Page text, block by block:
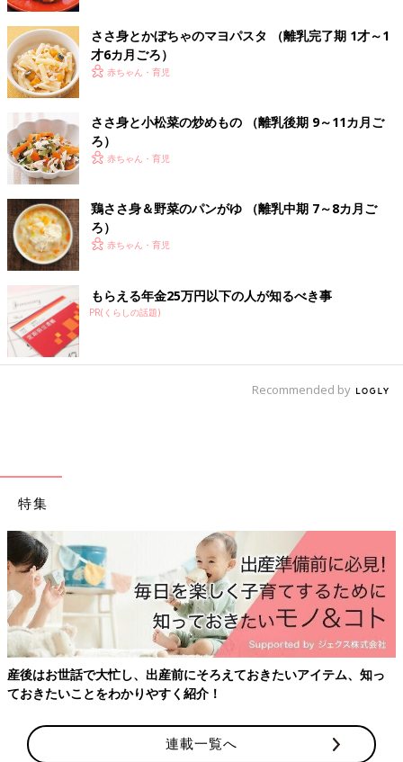
7,8ヶ月ごろから使える、魚、肉、豆腐などタ
ンパク質を含む食材を使った、体をつくるタン
パク質のレシピをご紹介。鶏肉の野菜あん
鶏グリーンピースコーンうどん 作り方・
レシピ 離乳食中期 7～8ヶ月ごろ【動
画】
離乳食7,8ヶ月ごろにおすすめ、「鶏グリーン
紹介。赤ちゃんが食べやすい“うどん”メニュー
ンは、調理もラクで、味もまろやかになる優秀
ひき肉とほうれん草の煮込みうどん 作
煮込みうどん
離乳食中期 7～8ヶ月・もぐもぐ期 の離乳食レシピをもっとみる
ささ身とかぼちゃのマヨパスタ （離乳完了期 1才～1
才6カ月ごろ）
赤ちゃん・育児
ささ身と小松菜の炒めもの （離乳後期 9～11カ月ご
ろ）
赤ちゃん・育児
鶏ささ身＆野菜のパンがゆ （離乳中期 7～8カ月ご
ろ）
赤ちゃん・育児
もらえる年金25万円以下の人が知るべき事
PR(くらしの話題)
Recommended by
特集
産後はお世話で大忙し、出産前にそろえておきたいアイテム、知っ
ておきたいことをわかりやすく紹介！
連載一覧へ